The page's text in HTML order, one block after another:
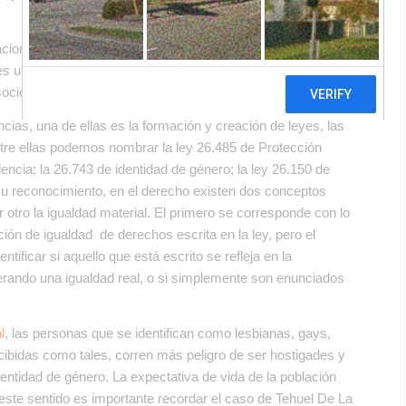
de derechos humanos a nuestra constitución,
un deber que asumió el Estado y también un compromiso
más justa y equitativa.
una de ellas es la formación y creación de leyes, las
ellas podemos nombrar la ley 26.485 de Protección
la 26.743 de identidad de género; la ley 26.150 de
reconocimiento, en el derecho existen dos conceptos
la igualdad material. El primero se corresponde con lo
de igualdad de derechos escrita en la ley, pero el
si aquello que está escrito se refleja en la
una igualdad real, o si simplemente son enunciados
, las personas que se identifican como lesbianas, gays,
como tales, corren más peligro de ser hostigades y
de género. La expectativa de vida de la población
sentido es importante recordar el caso de Tehuel De La